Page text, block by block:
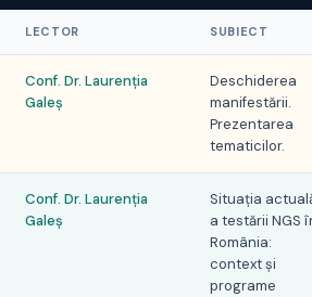
LECTOR SUBIECT
Conf. Dr. Laurenția
Galeș
Deschiderea
manifestării.
Prezentarea
tematicilor.
Conf. Dr. Laurenția
Galeș
Situația
a testării NGS
România:
context și
programe